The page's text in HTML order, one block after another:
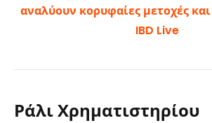
αναλύουν κορυφαίες μετοχές
IBD Live
Ράλι Χρηματιστηρίου